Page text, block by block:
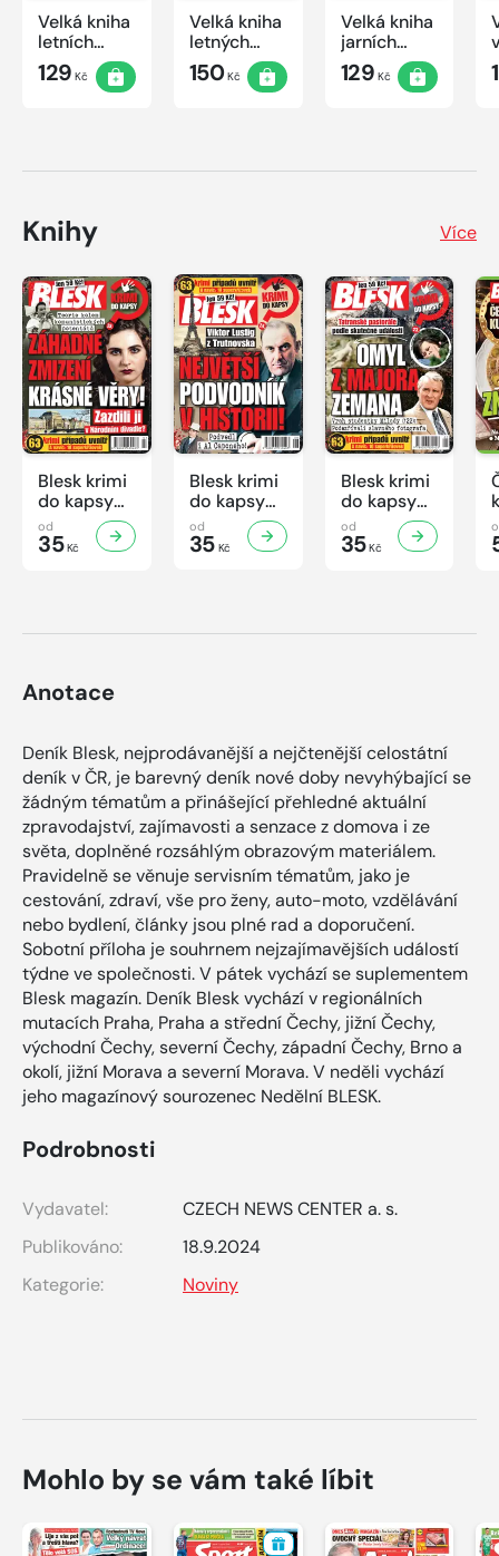
Velká kniha
letních
křížovek
2026
129 Kč
Velká kniha
letných
krížoviek s
TV JOJ
150Kč
Velká kniha
jarních
křížovek
2026
129 Kč
Knihy Více
Blesk krimi
do kapsy
č.7/2026
od
35Kč
Blesk krimi
do kapsy
č.6/2026
od
35Kč
Blesk krimi
do kapsy
č.5/2026
od
35Kč
Anotace
Deník Blesk, nejprodávanější a nejčtenější celostátní
deník v ČR, je barevný deník nové doby nevyhýbající se
žádným tématům a přinášející přehledné aktuální
zpravodajství, zajímavosti a senzace z domova i ze
světa, doplněné rozsáhlým obrazovým materiálem.
Pravidelně se věnuje servisním tématům, jako je
cestování, zdraví, vše pro ženy, auto-moto, vzdělávání
nebo bydlení, články jsou plné rad a doporučení.
Sobotní příloha je souhrnem nejzajímavějších událostí
týdne ve společnosti. V pátek vychází se suplementem
Blesk magazín. Deník Blesk vychází v regionálních
mutacích Praha, Praha a střední Čechy, jižní Čechy,
východní Čechy, severní Čechy, západní Čechy, Brno a
okolí, jižní Morava a severní Morava. V neděli vychází
jeho magazínový sourozenec Nedělní BLESK.
Podrobnosti
Vydavatel:
CZECH NEWS CENTER a. s.
Publikováno:
18.9.2024
Kategorie:
Noviny
Mohlo by se vám také líbit